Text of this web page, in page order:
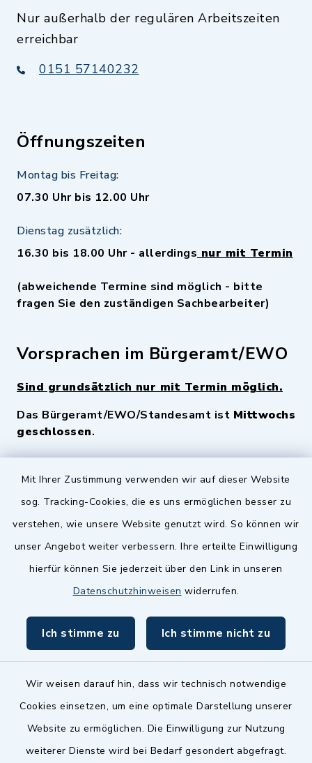
Mit Ihrer Zustimmung verwenden wir auf dieser Website
sog. Tracking-Cookies, die es uns ermöglichen besser zu
verstehen, wie unsere Website genutzt wird. So können wir
unser Angebot weiter verbessern. Ihre erteilte Einwilligung
hierfür können Sie jederzeit über den Link in unseren
Datenschutzhinweisen widerrufen.
Ich stimme zu Ich stimme nicht zu
Wir weisen darauf hin, dass wir technisch notwendige
Cookies einsetzen, um eine optimale Darstellung unserer
Website zu ermöglichen. Die Einwilligung zur Nutzung
weiterer Dienste wird bei Bedarf gesondert abgefragt.
Nur außerhalb der regulären Arbeitszeiten
erreichbar
0151 57140232
Öffnungszeiten
Montag bis Freitag:
07.30 Uhr bis 12.00 Uhr
Dienstag zusätzlich:
16.30 bis 18.00 Uhr - allerdings nur mit Termin
(abweichende Termine sind möglich - bitte
fragen Sie den zuständigen Sachbearbeiter)
Vorsprachen im Bürgeramt/EWO
Sind grundsätzlich nur mit Termin möglich.
Das Bürgeramt/EWO/Standesamt ist Mittwochs
geschlossen.
Quicklinks
Zenngrund Allianz
Dillenberggruppe
inixmedia GmbH